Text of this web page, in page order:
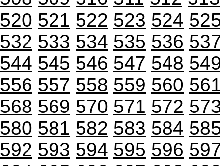
520 521 522 523 524
532 533 534 535 536
544 545 546 547 548
556 557 558 559 560
568 569 570 571 572
580 581 582 583 584
592 593 594 595 596